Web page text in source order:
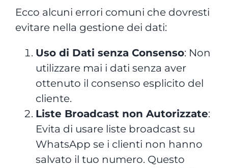
Ecco alcuni errori comuni che dovresti
evitare nella gestione dei dati:
Uso di Dati senza Consenso: Non
utilizzare mai i dati senza aver
ottenuto il consenso esplicito del
cliente.
Liste Broadcast non Autorizzate:
Evita di usare liste broadcast su
WhatsApp se i clienti non hanno
salvato il tuo numero. Questo